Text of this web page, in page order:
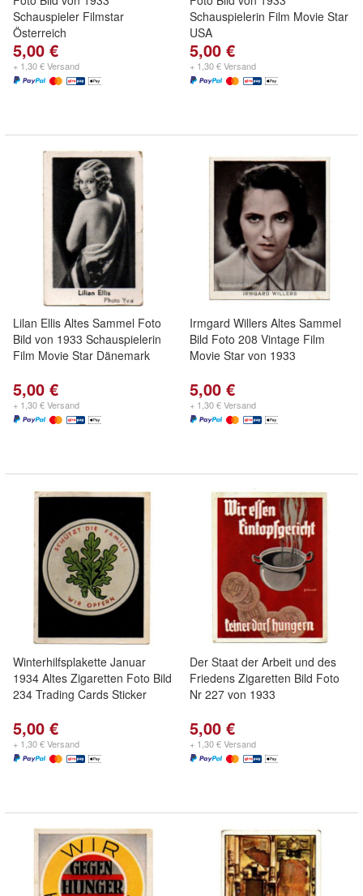
Schauspieler Filmstar
Österreich
5,00 €
+ 1,30 € Versand
Schauspielerin Film Movie Star
USA
5,00 €
+ 1,30 € Versand
Lilan Ellis Altes Sammel Foto
Bild von 1933 Schauspielerin
Film Movie Star Dänemark
5,00 €
+ 1,30 € Versand
Irmgard Willers Altes Sammel
Bild Foto 208 Vintage Film
Movie Star von 1933
5,00 €
+ 1,30 € Versand
Winterhilfsplakette Januar
1934 Altes Zigaretten Foto Bild
234 Trading Cards Sticker
5,00 €
+ 1,30 € Versand
Der Staat der Arbeit und des
Friedens Zigaretten Bild Foto
Nr 227 von 1933
5,00 €
+ 1,30 € Versand